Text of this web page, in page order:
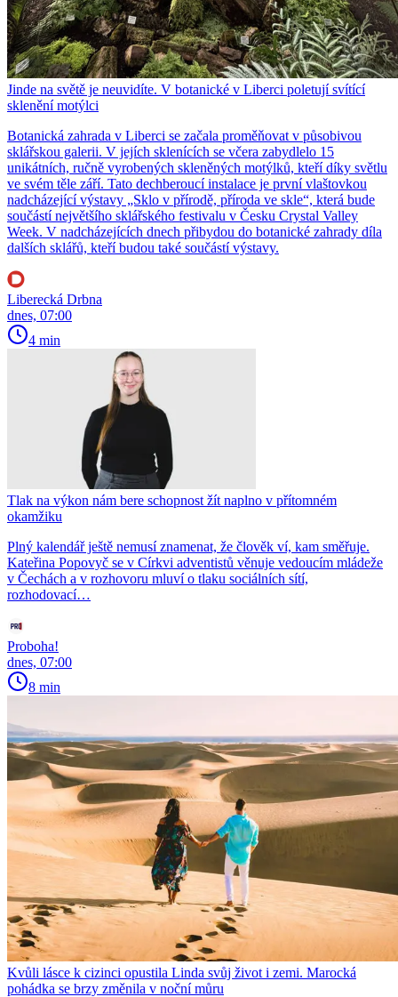
Jinde na světě je neuvidíte. V botanické v Liberci poletují svítící
sklenění motýlci
Botanická zahrada v Liberci se začala proměňovat v působivou
sklářskou galerii. V jejích sklenících se včera zabydlelo 15
unikátních, ručně vyrobených skleněných motýlků, kteří díky světlu
ve svém těle září. Tato dechberoucí instalace je první vlaštovkou
nadcházející výstavy „Sklo v přírodě, příroda ve skle“, která bude
součástí největšího sklářského festivalu v Česku Crystal Valley
Week. V nadcházejících dnech přibydou do botanické zahrady díla
dalších sklářů, kteří budou také součástí výstavy.
Liberecká Drbna
dnes, 07:00
4 min
Tlak na výkon nám bere schopnost žít naplno v přítomném
okamžiku
Plný kalendář ještě nemusí znamenat, že člověk ví, kam směřuje.
Kateřina Popovyč se v Církvi adventistů věnuje vedoucím mládeže
v Čechách a v rozhovoru mluví o tlaku sociálních sítí,
rozhodovací…
Proboha!
dnes, 07:00
8 min
Kvůli lásce k cizinci opustila Linda svůj život i zemi. Marocká
pohádka se brzy změnila v noční můru